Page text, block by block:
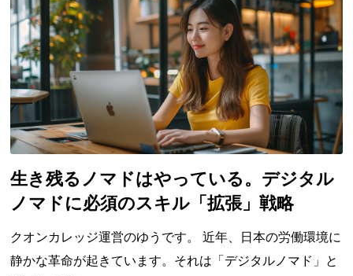
生き残るノマドはやっている。デジタル
ノマドに必須のスキル「拡張」戦略
クオンカレッジ運営のゆうです。 近年、日本の労働環境に
静かな革命が起きています。それは「デジタルノマド」と